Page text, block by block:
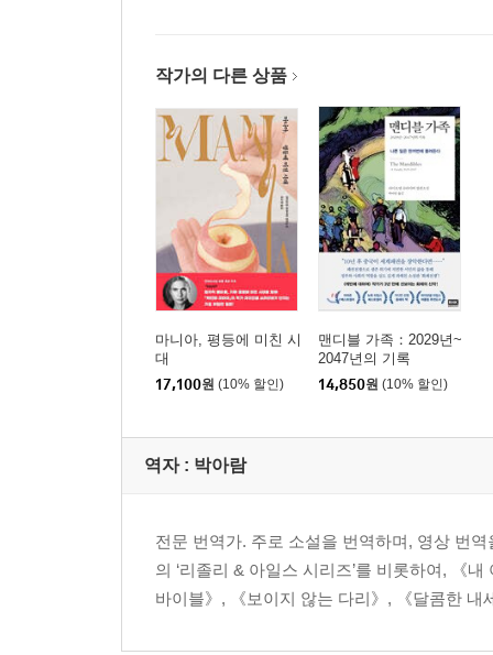
작가의 다른 상품
마니아, 평등에 미친 시
대
17,100원 (10% 할인)
맨디블 가족：2029년~
2047년의 기록
14,850원 (10% 할인)
역자 : 박아람
전문 번역가. 주로 소설을 번역하며, 영상 번
의 ‘리졸리 & 아일스 시리즈’를 비롯하여, 《
바이블》, 《보이지 않는 다리》, 《달콤한 내